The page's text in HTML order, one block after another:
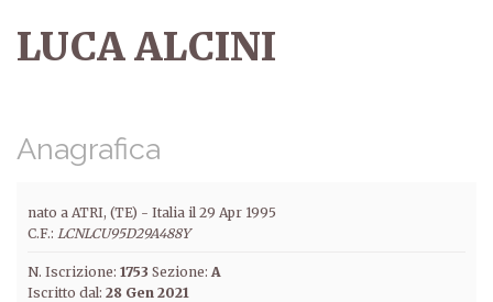
LUCA ALCINI
Anagrafica
nato a ATRI, (TE) - Italia il 29 Apr 1995
C.F.: LCNLCU95D29A488Y
N. Iscrizione: 1753 Sezione: A
Iscritto dal: 28 Gen 2021